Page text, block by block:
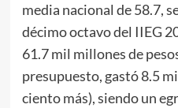
media nacional de 58.7,
décimo octavo del IIEG
61.7 mil millones de
presupuesto, gastó 8.5
ciento más), siendo un